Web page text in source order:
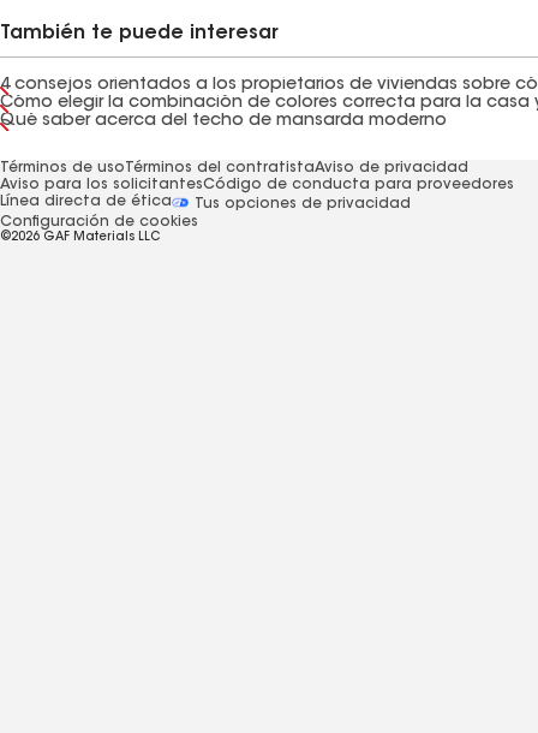
También te puede interesar
Qué saber acerca del techo de mansarda moderno
Términos de uso Términos del contratistaAviso de privacidad
Aviso para los solicitantesCódigo de conducta para proveedores
Línea directa de ética
Tus opciones de privacidad
Configuración de cookies
©2026 GAF Materials LLC